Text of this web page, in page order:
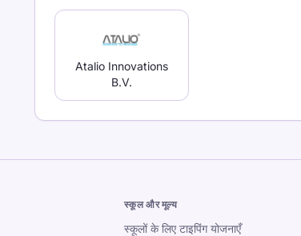
Atalio Innovations
B.V.
स्कूल और मूल्य
स्कूलों के लिए टाइपिंग योजनाएँ